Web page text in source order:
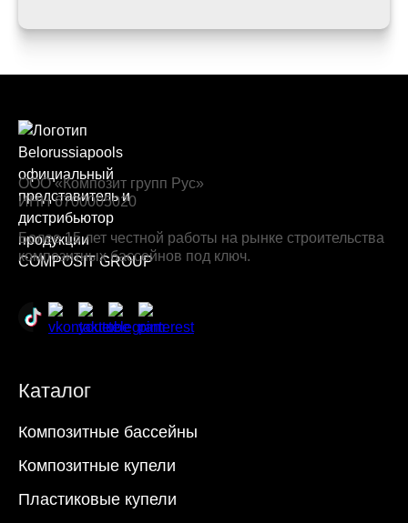
ООО «Композит групп Рус»
ИНН 6700005020
Более 15 лет честной работы на рынке строительства
композитных бассейнов под ключ.
Каталог
Композитные бассейны
Композитные купели
Пластиковые купели